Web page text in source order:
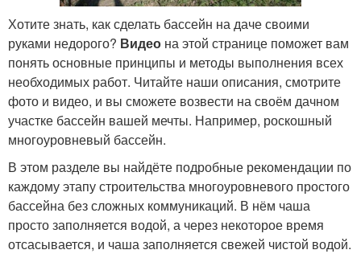
Хотите знать, как сделать бассейн на даче своими
руками недорого? Видео на этой странице поможет вам
понять основные принципы и методы выполнения всех
необходимых работ. Читайте наши описания, смотрите
фото и видео, и вы сможете возвести на своём дачном
участке бассейн вашей мечты. Например, роскошный
многоуровневый бассейн.
В этом разделе вы найдёте подробные рекомендации по
каждому этапу строительства многоуровневого простого
бассейна без сложных коммуникаций. В нём чаша
просто заполняется водой, а через некоторое время
отсасывается, и чаша заполняется свежей чистой водой.